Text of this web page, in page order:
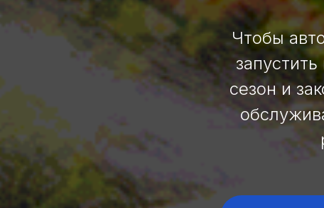
Чтобы
сезон и